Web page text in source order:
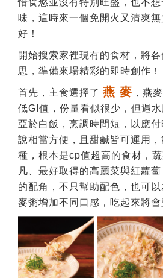
惜食慾並沒有特別旺盛，也不
味，這時來一個免開火又清爽無
好！
開始搜索家裡現有的食材，將
思，準備來場精彩的即時創作！
首先，主食選擇了 燕 麥 ，燕
低GI值，份量看似很少，但遇
亞於白飯，烹調時間短，以應
說相當方便，且甜鹹皆可運用
種，根本是cp值超高的食材，
凡、最好取得的高麗菜與紅蘿
的配角，不只幫助配色，也可
麥粥增加不同口感，吃起來將會